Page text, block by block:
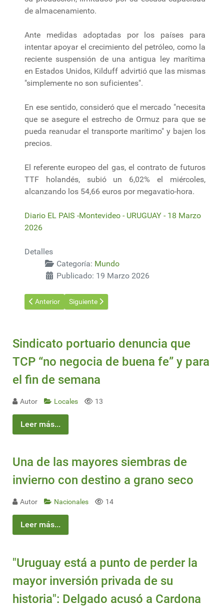
de almacenamiento.
Ante medidas adoptadas por los países para
intentar apoyar el crecimiento del petróleo, como la
reciente suspensión de una antigua ley marítima
en Estados Unidos, Kilduff advirtió que las mismas
"simplemente no son suficientes".
En ese sentido, consideró que el mercado "necesita
que se asegure el estrecho de Ormuz para que se
pueda reanudar el transporte marítimo" y bajen los
precios.
El referente europeo del gas, el contrato de futuros
TTF holandés, subió un 6,02% el miércoles,
alcanzando los 54,66 euros por megavatio-hora.
Diario EL PAIS -Montevideo - URUGUAY - 18 Marzo
2026
Detalles
Categoría: Mundo
Publicado: 19 Marzo 2026
Artículo anterior: Si EE.UU. es el principal productor mundial
Anterior Artículo siguiente: La globalización se enfrenta a
Siguiente
Sindicato portuario denuncia que
TCP “no negocia de buena fe” y para
el fin de semana
Autor Locales 13
Leer más...
Una de las mayores siembras de
invierno con destino a grano seco
Autor Nacionales 14
Leer más...
"Uruguay está a punto de perder la
mayor inversión privada de su
historia": Delgado acusó a Cardona